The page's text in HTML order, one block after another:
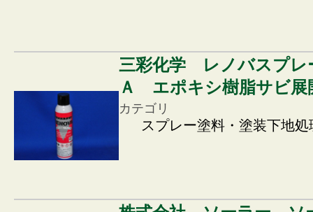
三彩化学 レノバスプ
Ａ エポキシ樹脂サビ
カテゴリ
スプレー塗料・塗装下地処